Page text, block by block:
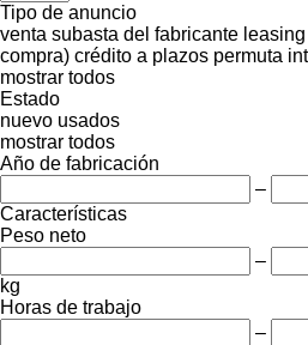
Tipo de anuncio
venta subasta del fabricante
compra) crédito a plazos permuta
mostrar todos
Estado
nuevo usados
mostrar todos
Año de fabricación
–
Características
Peso neto
–
kg
Horas de trabajo
–